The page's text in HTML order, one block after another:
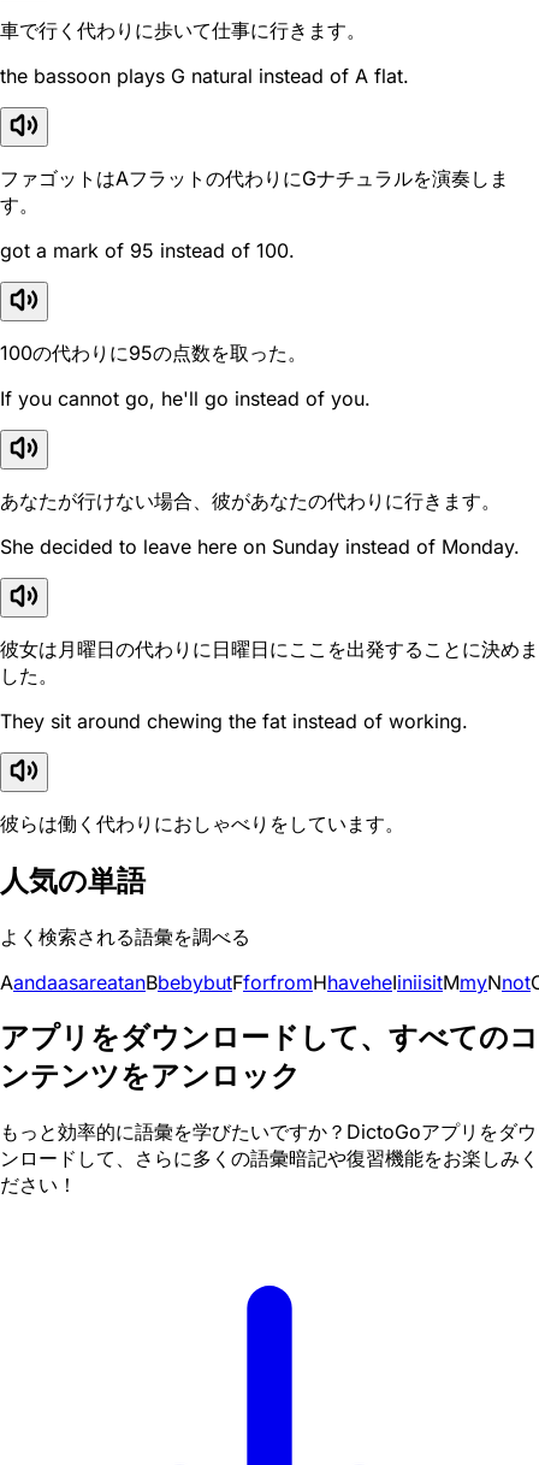
車で行く代わりに歩いて仕事に行きます。
the bassoon plays G natural instead of A flat.
ファゴットはAフラットの代わりにGナチュラルを演奏しま
す。
got a mark of 95 instead of 100.
100の代わりに95の点数を取った。
If you cannot go, he'll go instead of you.
あなたが行けない場合、彼があなたの代わりに行きます。
She decided to leave here on Sunday instead of Monday.
彼女は月曜日の代わりに日曜日にここを出発することに決めま
した。
They sit around chewing the fat instead of working.
彼らは働く代わりにおしゃべりをしています。
人気の単語
よく検索される語彙を調べる
AandaasareatanBbebybutFforfromHhaveheIiniisitMmyNnot
アプリをダウンロードして、すべてのコ
ンテンツをアンロック
もっと効率的に語彙を学びたいですか？DictoGoアプリをダウ
ンロードして、さらに多くの語彙暗記や復習機能をお楽しみく
ださい！